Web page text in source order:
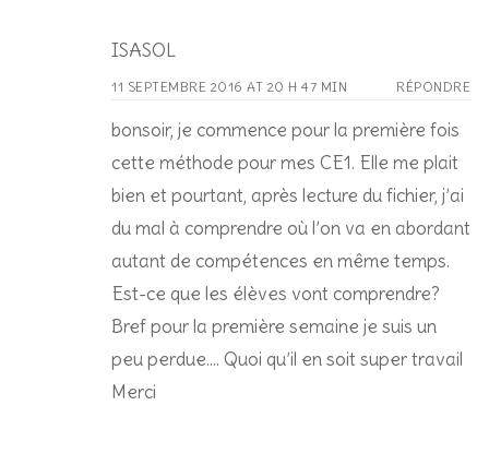
ISASOL
11 SEPTEMBRE 2016 AT 20 H 47 MIN RÉPONDRE
bonsoir, je commence pour la première fois
cette méthode pour mes CE1. Elle me plait
bien et pourtant, après lecture du fichier, j’ai
du mal à comprendre où l’on va en abordant
autant de compétences en même temps.
Est-ce que les élèves vont comprendre?
Bref pour la première semaine je suis un
peu perdue…. Quoi qu’il en soit super travail
Merci